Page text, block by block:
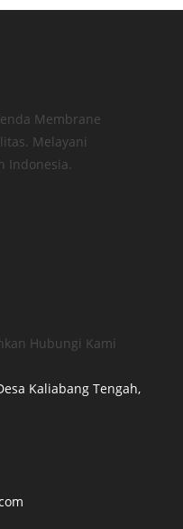
Membrane
Melayani
Indonesia.
Hubungi Kami
Kaliabang Tengah,